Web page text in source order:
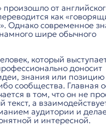
произошло от
как
Однако современное
шире обычного
который
доносит
знания или позицию
сообщества. Главная
в том, что он не
текст, а
аудитории и
и интересной.